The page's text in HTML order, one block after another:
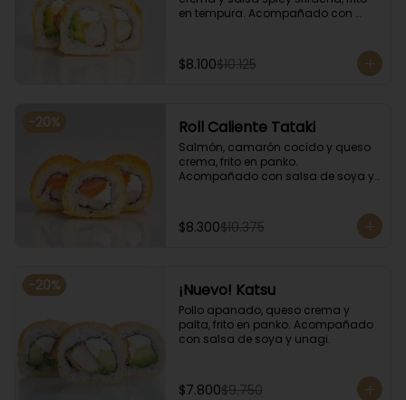
en tempura. Acompañado con
$8.100$10.125
-20% Roll Caliente Tataki
Salmón, camarón cocido y queso
crema, frito en panko.
Acompañado con salsa de soya y
$8.300$10.375
-20% ¡Nuevo! Katsu
Pollo apanado, queso crema y
palta, frito en panko. Acompañado
con salsa de soya y unagi.
$7.800$9.750